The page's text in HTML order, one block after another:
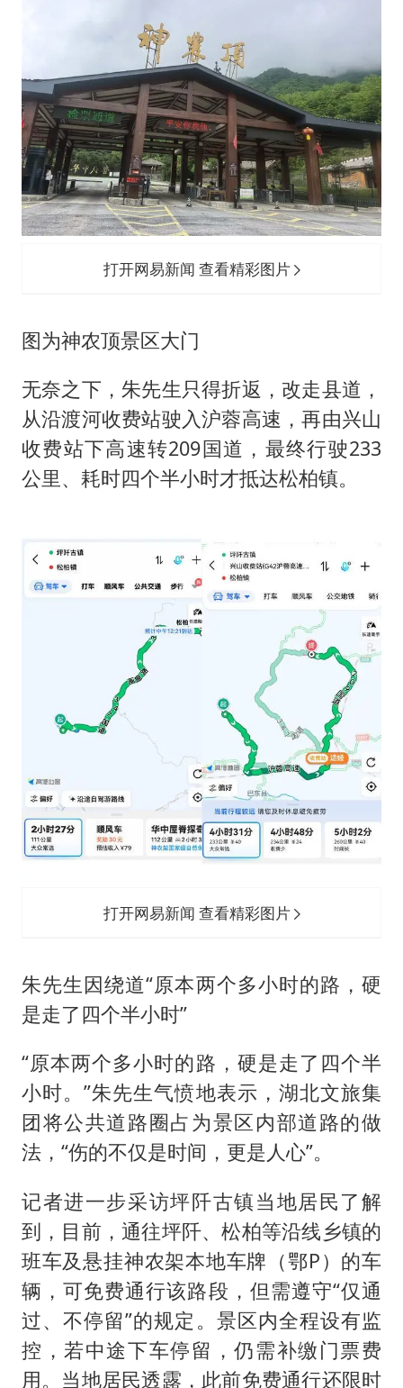
打开网易新闻 查看精彩图片
图为神农顶景区大门
无奈之下，朱先生只得折返，改走县道，
从沿渡河收费站驶入沪蓉高速，再由兴山
收费站下高速转209国道，最终行驶233
公里、耗时四个半小时才抵达松柏镇。
打开网易新闻 查看精彩图片
朱先生因绕道“原本两个多小时的路，硬
是走了四个半小时”
“原本两个多小时的路，硬是走了四个半
小时。”朱先生气愤地表示，湖北文旅集
团将公共道路圈占为景区内部道路的做
法，“伤的不仅是时间，更是人心”。
记者进一步采访坪阡古镇当地居民了解
到，目前，通往坪阡、松柏等沿线乡镇的
班车及悬挂神农架本地车牌（鄂P）的车
辆，可免费通行该路段，但需遵守“仅通
过、不停留”的规定。景区内全程设有监
控，若中途下车停留，仍需补缴门票费
用。当地居民透露，此前免费通行还限时